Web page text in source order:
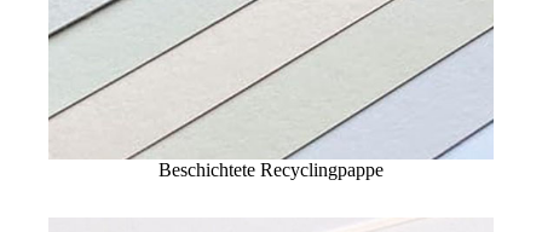
Beschichtete Recyclingpappe